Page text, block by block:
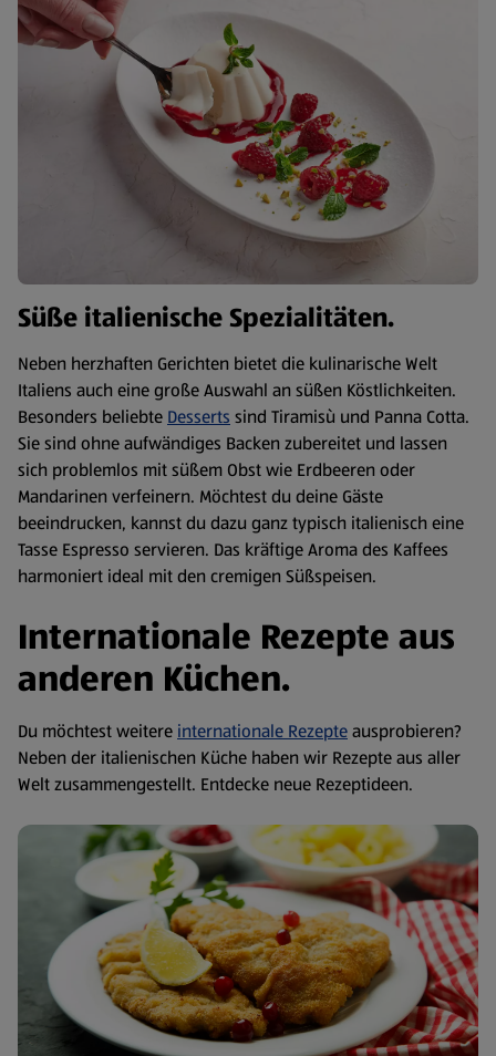
Süße italienische Spezialitäten.
Neben herzhaften Gerichten bietet die kulinarische Welt
Italiens auch eine große Auswahl an süßen Köstlichkeiten.
Besonders beliebte Desserts sind Tiramisù und Panna Cotta.
Sie sind ohne aufwändiges Backen zubereitet und lassen
sich problemlos mit süßem Obst wie Erdbeeren oder
Mandarinen verfeinern. Möchtest du deine Gäste
beeindrucken, kannst du dazu ganz typisch italienisch eine
Tasse Espresso servieren. Das kräftige Aroma des Kaffees
harmoniert ideal mit den cremigen Süßspeisen.
Internationale Rezepte aus
anderen Küchen.
Du möchtest weitere internationale Rezepteausprobieren?
Neben der italienischen Küche haben wir Rezepte aus aller
Welt zusammengestellt. Entdecke neue Rezeptideen.